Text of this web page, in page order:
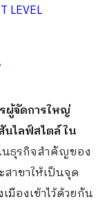
ผู้จัดการใหญ่
นไลฟ์สไตล์ ใน
นธุรกิจสำคัญของ
าขาให้เป็นจุด
องเข้าไว้ด้วยกัน